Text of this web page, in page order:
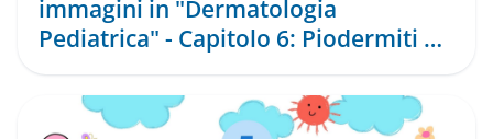
immagini in "Dermatologia
Pediatrica" - Capitolo 6: Piodermiti e